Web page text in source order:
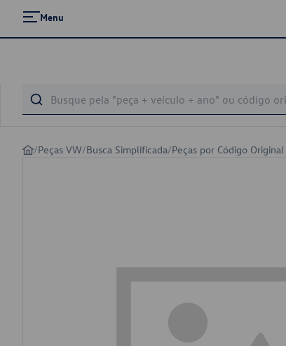
Menu
/Peças VW/Busca Simplificada/Peças por Código Original